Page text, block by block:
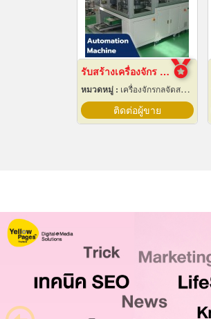
รับสร้างเครื่องจักร Automation ปทุมธานี
หมวดหมู่ : เครื่องจักรกลจัดสร้างตามสั่ง
ติดต่อผู้ขาย